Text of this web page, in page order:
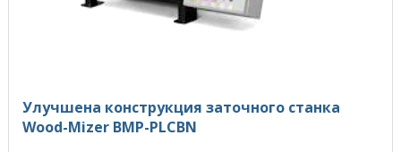
Улучшена конструкция заточного станка
Wood-Mizer BMP-PLCBN